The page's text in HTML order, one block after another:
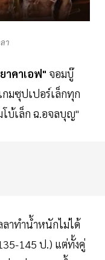
า
าคาเอฟ" จอมบู๊
มซุปเปอร์เล็กทุก
บ้เล็ก ฉ.อจลบุญ"
ลาทำน้ำหนักไม่ได้
145 ป.) แต่ทั้งคู่